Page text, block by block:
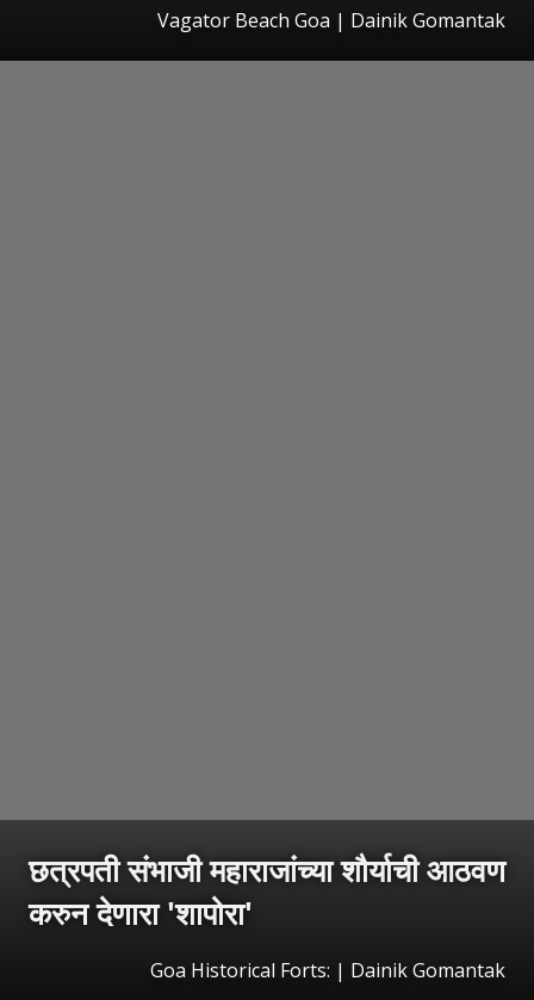
Vagator Beach Goa | Dainik Gomantak
छत्रपती संभाजी महाराजांच्या शौर्याची आठवण
करुन देणारा 'शापोरा'
Goa Historical Forts: | Dainik Gomantak